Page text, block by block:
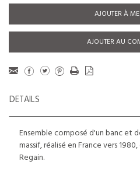
AJOUTER À
AJOUTER AU
DETAILS
Ensemble composé d'un banc et
massif, réalisé en France vers
Regain.